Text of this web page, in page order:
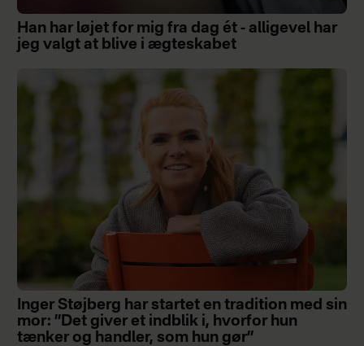
Han har løjet for mig fra dag ét - alligevel har
jeg valgt at blive i ægteskabet
Inger Støjberg har startet en tradition med sin
mor: ”Det giver et indblik i, hvorfor hun
tænker og handler, som hun gør”